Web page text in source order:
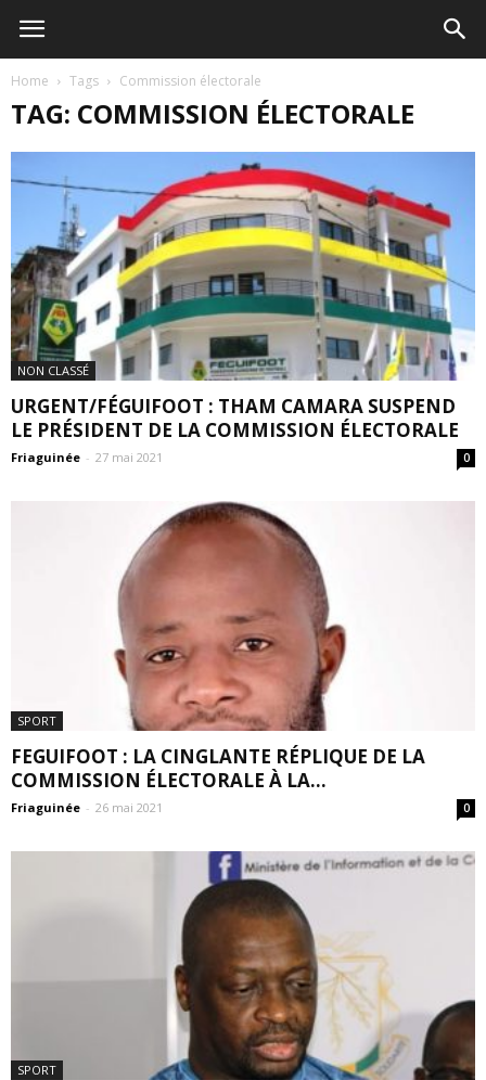
Home Tags Commission électorale
TAG: COMMISSION ÉLECTORALE
NON CLASSÉ
URGENT/FÉGUIFOOT : THAM CAMARA SUSPEND
LE PRÉSIDENT DE LA COMMISSION ÉLECTORALE
Friaguinée - 27 mai 2021 0
SPORT
FEGUIFOOT : LA CINGLANTE RÉPLIQUE DE LA
COMMISSION ÉLECTORALE À LA...
Friaguinée - 26 mai 2021 0
SPORT